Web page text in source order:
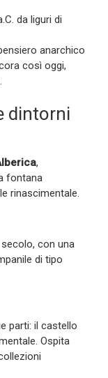
da liguri di
anarchico
così oggi,
dintorni
,
fontana
rinascimentale.
con una
di tipo
parti: il castello
Ospita